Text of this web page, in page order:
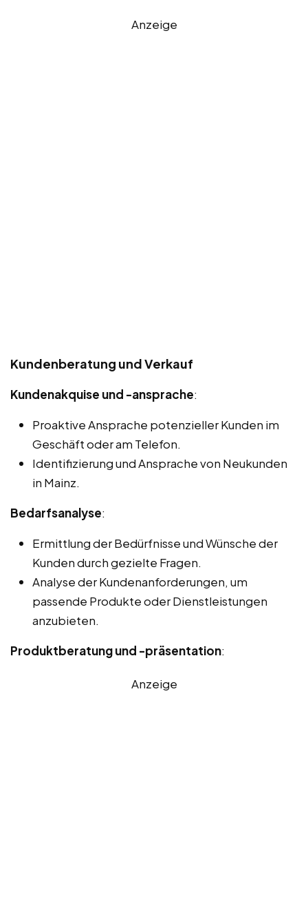
Anzeige
Kundenberatung und Verkauf
Kundenakquise und -ansprache:
Proaktive Ansprache potenzieller Kunden im
Geschäft oder am Telefon.
Identifizierung und Ansprache von Neukunden
in Mainz.
Bedarfsanalyse:
Ermittlung der Bedürfnisse und Wünsche der
Kunden durch gezielte Fragen.
Analyse der Kundenanforderungen, um
passende Produkte oder Dienstleistungen
anzubieten.
Produktberatung und -präsentation:
Anzeige